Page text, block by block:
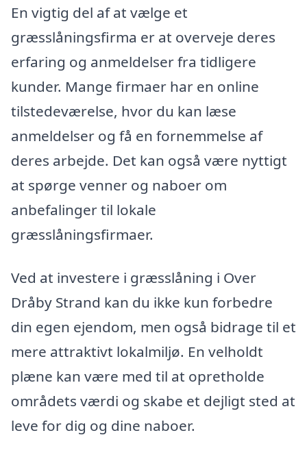
En vigtig del af at vælge et
græsslåningsfirma er at overveje deres
erfaring og anmeldelser fra tidligere
kunder. Mange firmaer har en online
tilstedeværelse, hvor du kan læse
anmeldelser og få en fornemmelse af
deres arbejde. Det kan også være nyttigt
at spørge venner og naboer om
anbefalinger til lokale
græsslåningsfirmaer.
Ved at investere i græsslåning i Over
Dråby Strand kan du ikke kun forbedre
din egen ejendom, men også bidrage til et
mere attraktivt lokalmiljø. En velholdt
plæne kan være med til at opretholde
områdets værdi og skabe et dejligt sted at
leve for dig og dine naboer.